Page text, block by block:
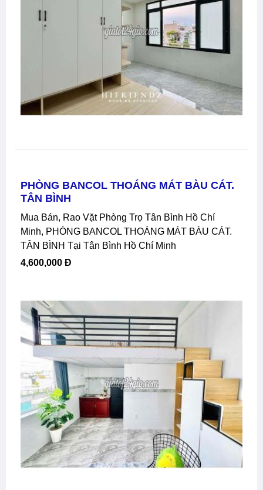
PHÒNG BANCOL THOÁNG MÁT BÀU CÁT.
TÂN BÌNH
Mua Bán, Rao Vặt Phòng Trọ Tân Bình Hồ Chí
Minh, PHÒNG BANCOL THOÁNG MÁT BÀU CÁT.
TÂN BÌNH Tại Tân Bình Hồ Chí Minh
4,600,000 Đ